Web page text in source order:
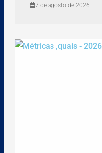
7 de agosto de 2026